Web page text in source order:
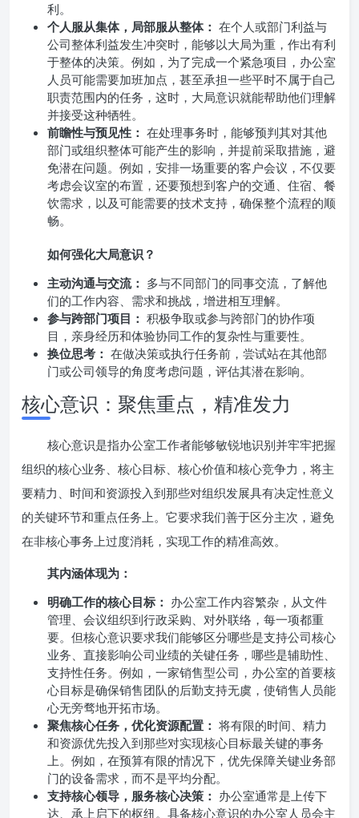
利。
个人服从集体，局部服从整体： 在个人或部门利益与
公司整体利益发生冲突时，能够以大局为重，作出有利
于整体的决策。例如，为了完成一个紧急项目，办公室
人员可能需要加班加点，甚至承担一些平时不属于自己
职责范围内的任务，这时，大局意识就能帮助他们理解
并接受这种牺牲。
前瞻性与预见性： 在处理事务时，能够预判其对其他
部门或组织整体可能产生的影响，并提前采取措施，避
免潜在问题。例如，安排一场重要的客户会议，不仅要
考虑会议室的布置，还要预想到客户的交通、住宿、餐
饮需求，以及可能需要的技术支持，确保整个流程的顺
畅。
如何强化大局意识？
主动沟通与交流： 多与不同部门的同事交流，了解他
们的工作内容、需求和挑战，增进相互理解。
参与跨部门项目： 积极争取或参与跨部门的协作项
目，亲身经历和体验协同工作的复杂性与重要性。
换位思考： 在做决策或执行任务前，尝试站在其他部
门或公司领导的角度考虑问题，评估其潜在影响。
核心意识：聚焦重点，精准发力
核心意识是指办公室工作者能够敏锐地识别并牢牢把握
组织的核心业务、核心目标、核心价值和核心竞争力，将主
要精力、时间和资源投入到那些对组织发展具有决定性意义
的关键环节和重点任务上。它要求我们善于区分主次，避免
在非核心事务上过度消耗，实现工作的精准高效。
其内涵体现为：
明确工作的核心目标： 办公室工作内容繁杂，从文件
管理、会议组织到行政采购、对外联络，每一项都重
要。但核心意识要求我们能够区分哪些是支持公司核心
业务、直接影响公司业绩的关键任务，哪些是辅助性、
支持性任务。例如，一家销售型公司，办公室的首要核
心目标是确保销售团队的后勤支持无虞，使销售人员能
心无旁骛地开拓市场。
聚焦核心任务，优化资源配置： 将有限的时间、精力
和资源优先投入到那些对实现核心目标最关键的事务
上。例如，在预算有限的情况下，优先保障关键业务部
门的设备需求，而不是平均分配。
支持核心领导，服务核心决策： 办公室通常是上传下
达、承上启下的枢纽。具备核心意识的办公室人员会主